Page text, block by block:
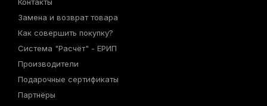
Замена и возврат товара
Как совершить покупку?
Система "Расчёт" - ЕРИП
Производители
Подарочные сертификаты
Партнёры